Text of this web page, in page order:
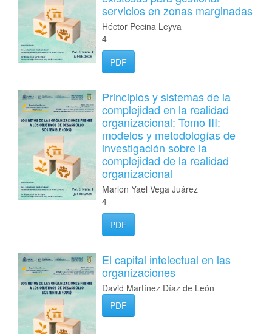
servicios en zonas marginadas
Héctor Pecina Leyva
4
PDF
Principios y sistemas de la
complejidad en la realidad
organizacional: Tomo III:
modelos y metodologías de
investigación sobre la
complejidad de la realidad
organizacional
Marlon Yael Vega Juárez
4
PDF
El capital intelectual en las
organizaciones
David Martínez Díaz de León
PDF